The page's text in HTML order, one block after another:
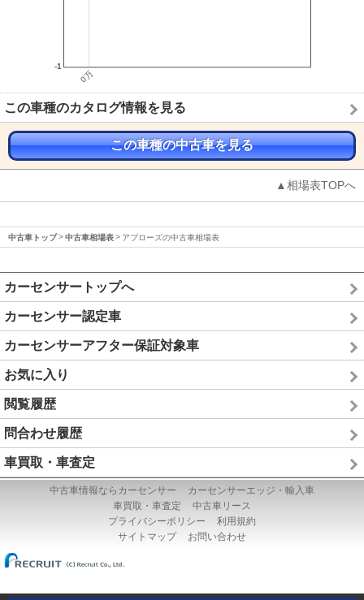
この車種のカタログ情報を見る
この車種の中古車を見る
▲相場表TOPへ
中古車トップ 中古車相場表 アプローズの中古車相場表
カーセンサートップへ
カーセンサー認定車
カーセンサーアフター保証対象車
お気に入り
閲覧履歴
問合わせ履歴
車買取・車査定
中古車情報ならカーセンサー
カーセンサーエッジ・輸入車
車買取・車査定
中古車リース
プライバシーポリシー
利用規約
サイトマップ
お問い合わせ